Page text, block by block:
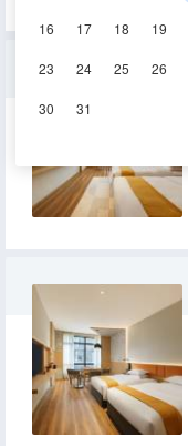
16 17 18 19
23 24 25 26
30 31